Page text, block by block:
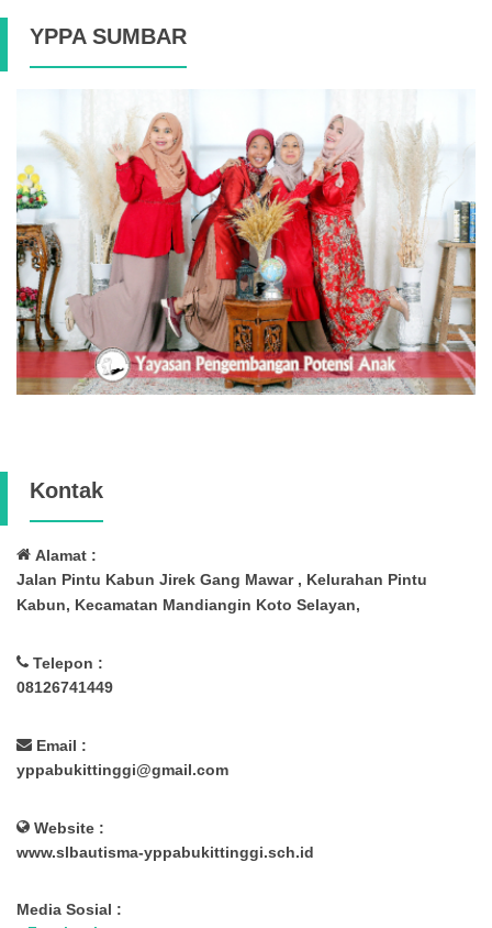
YPPA SUMBAR
Kontak
Alamat :
Jalan Pintu Kabun Jirek Gang Mawar , Kelurahan Pintu
Kabun, Kecamatan Mandiangin Koto Selayan,
Telepon :
08126741449
Email :
yppabukittinggi@gmail.com
Website :
www.slbautisma-yppabukittinggi.sch.id
Media Sosial :